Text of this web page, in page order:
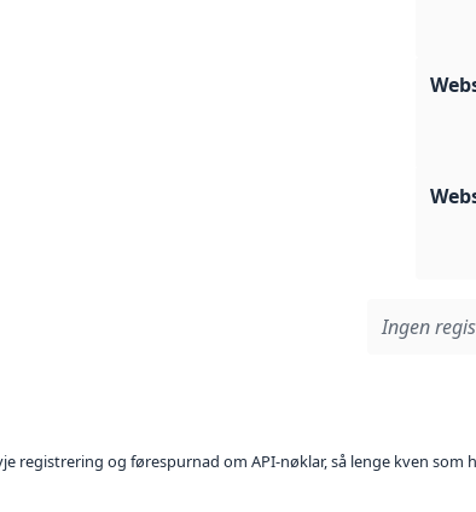
Ingen
registrering og førespurnad om API-nøklar, så lenge kven